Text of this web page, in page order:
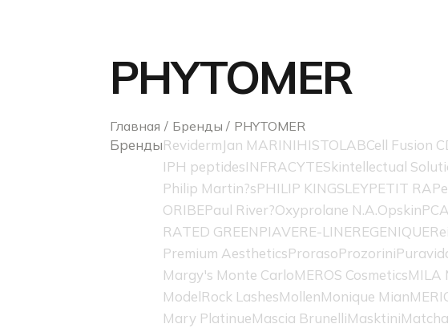
PHYTOMER
Главная Бренды PHYTOMER
БрендыRevidermJan MARINIHISTOLABCell Fusion C
IPH peptidesINFRACYTESkintellectual
Philip Martin?sPHILIP KINGSLEYPETIT RA
ORIBEPaul River?Oxyprolane N.A.Opskin
RATED GREENPIAVERE-LINEREGENIQUE
Premium AestheticsProrasoProzorini
Margy's Monte CarloMEROS CosmeticsMILA
ModelRock LashesMollenMonique Mian
Mary PlatinueMascia BrunelliMasktini